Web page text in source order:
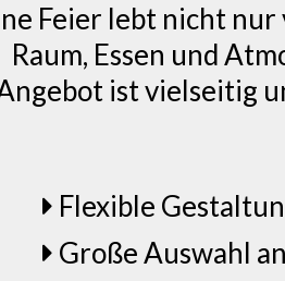
Feier lebt nicht nur
Raum, Essen und
ist vielseitig
Flexible
Große Auswahl